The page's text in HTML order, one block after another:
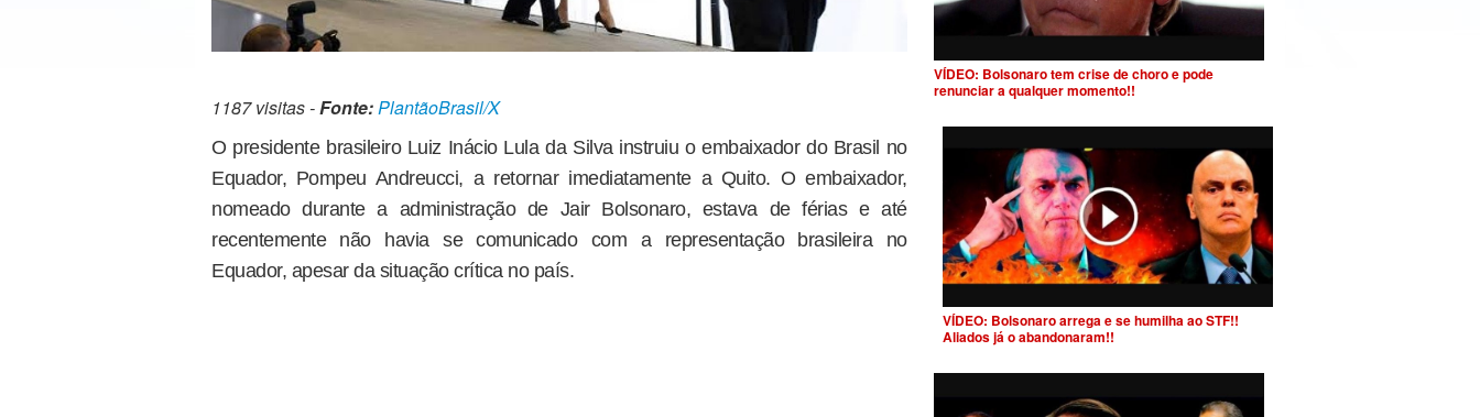
1187 visitas -Fonte:PlantãoBrasil/X
O presidente brasileiro Luiz Inácio Lula da Silva instruiu o embaixador do Brasil no
Equador, Pompeu Andreucci, a retornar imediatamente a Quito. O embaixador,
nomeado durante a administração de Jair Bolsonaro, estava de férias e até
recentemente não havia se comunicado com a representação brasileira no
Equador, apesar da situação crítica no país.
VÍDEO: Bolsonaro tem crise de choro e pode
renunciar a qualquer momento!!
VÍDEO: Bolsonaro arrega e se humilha ao STF!!
Aliados já o abandonaram!!